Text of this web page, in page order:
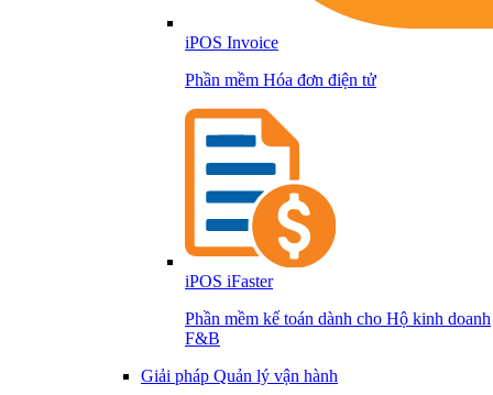
iPOS Invoice
Phần mềm Hóa đơn điện tử
iPOS iFaster
Phần mềm kế toán dành cho Hộ kinh doanh
F&B
Giải pháp Quản lý vận hành